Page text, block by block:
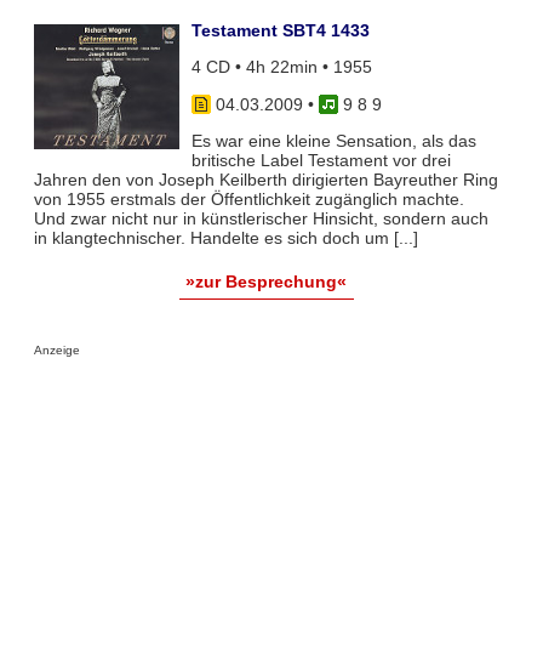
Testament SBT4 1433
4 CD • 4h 22min • 1955
04.03.2009 •
9 8 9
Es war eine kleine Sensation, als das
britische Label Testament vor drei
Jahren den von Joseph Keilberth dirigierten Bayreuther Ring
von 1955 erstmals der Öffentlichkeit zugänglich machte.
Und zwar nicht nur in künstlerischer Hinsicht, sondern auch
in klangtechnischer. Handelte es sich doch um [...]
»zur Besprechung«
Anzeige